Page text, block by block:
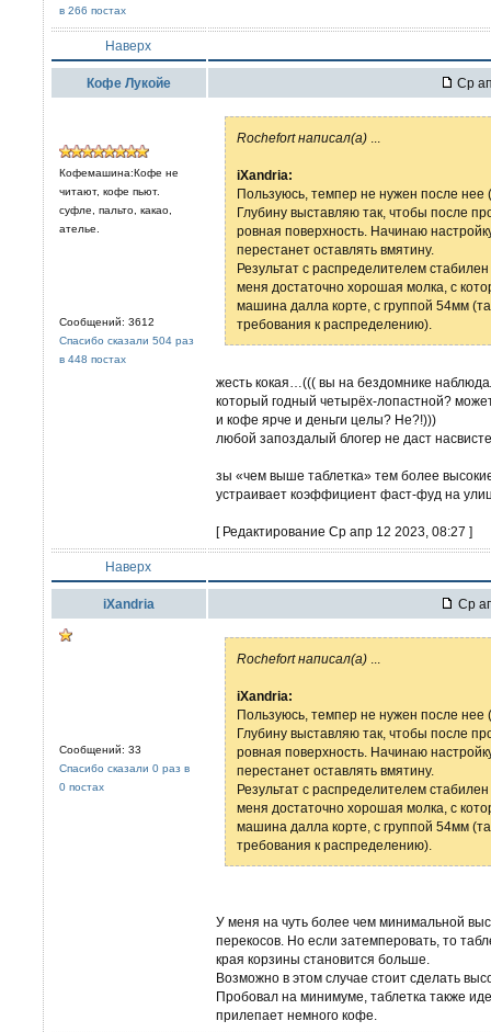
в 266 постах
Наверх
Кофе Лукойе Ср
Кофемашина:Кофе не
читают, кофе пьют.
суфле, пальто, какао,
ателье.
Сообщений: 3612
Спасибо сказали 504 раз
в 448 постах
Rochefort написал(а)
iXandria:
Пользуюсь, темпер не нужен после нее
Глубину выставляю так, чтобы после
ровная поверхность. Начинаю
перестанет оставлять вмятину.
Результат с распределителем
меня достаточно хорошая молка, с
машина далла корте, с группой 54мм
требования к распределению).
жесть кокая…((( вы на бездомнике
который годный четырёх-лопастной?
и кофе ярче и деньги целы? Не?!)))
любой запоздалый блогер не даст
зы «чем выше таблетка» тем более
устраивает коэффициент фаст-фуд на
[ Редактирование Ср апр 12 2023, 08:27 ]
Наверх
iXandria Ср
Сообщений: 33
Спасибо сказали 0 раз в
0 постах
Rochefort написал(а)
iXandria:
Пользуюсь, темпер не нужен после нее
Глубину выставляю так, чтобы после
ровная поверхность. Начинаю
перестанет оставлять вмятину.
Результат с распределителем
меня достаточно хорошая молка, с
машина далла корте, с группой 54мм
требования к распределению).
У меня на чуть более чем минимальной
перекосов. Но если затемперовать, то
края корзины становится больше.
Возможно в этом случае стоит сделать
Пробовал на минимуме, таблетка также
прилепает немного кофе.